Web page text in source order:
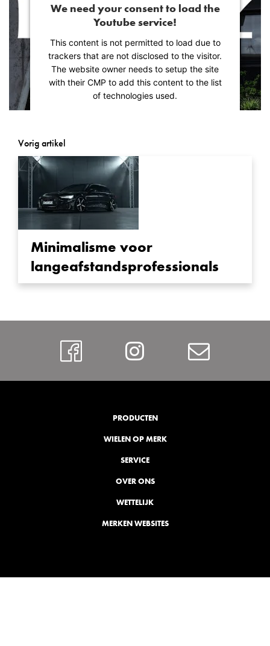
We need your consent to load the
Youtube service!
This content is not permitted to load due to
trackers that are not disclosed to the visitor.
The website owner needs to setup the site
with their CMP to add this content to the list
of technologies used.
Vorig artikel
Minimalisme voor
langeafstandsprofessionals
FacebookInstagram
PRODUCTEN
WIELEN OP MERK
SERVICE
OVER ONS
WETTELIJK
MERKEN WEBSITES